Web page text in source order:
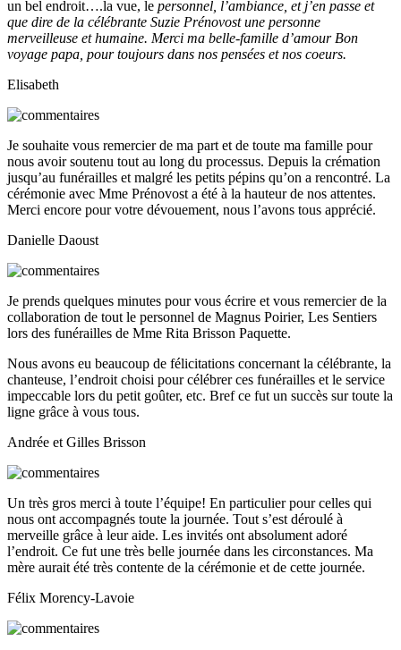
un bel endroit….la vue, le personnel, l’ambiance, et j’en passe et
que dire de la célébrante Suzie Prénovost une personne
merveilleuse et humaine. Merci ma belle-famille d’amour Bon
voyage papa, pour toujours dans nos pensées et nos coeurs.
Elisabeth
Je souhaite vous remercier de ma part et de toute ma famille pour
nous avoir soutenu tout au long du processus. Depuis la crémation
jusqu’au funérailles et malgré les petits pépins qu’on a rencontré. La
cérémonie avec Mme Prénovost a été à la hauteur de nos attentes.
Merci encore pour votre dévouement, nous l’avons tous apprécié.
Danielle Daoust
Je prends quelques minutes pour vous écrire et vous remercier de la
collaboration de tout le personnel de Magnus Poirier, Les Sentiers
lors des funérailles de Mme Rita Brisson Paquette.
Nous avons eu beaucoup de félicitations concernant la célébrante, la
chanteuse, l’endroit choisi pour célébrer ces funérailles et le service
impeccable lors du petit goûter, etc. Bref ce fut un succès sur toute la
ligne grâce à vous tous.
Andrée et Gilles Brisson
Un très gros merci à toute l’équipe! En particulier pour celles qui
nous ont accompagnés toute la journée. Tout s’est déroulé à
merveille grâce à leur aide. Les invités ont absolument adoré
l’endroit. Ce fut une très belle journée dans les circonstances. Ma
mère aurait été très contente de la cérémonie et de cette journée.
Félix Morency-Lavoie